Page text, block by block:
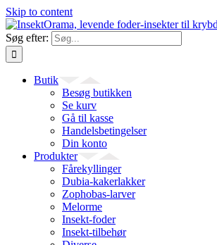
Skip to content
Søg efter:
Butik
Besøg butikken
Se kurv
Gå til kasse
Handelsbetingelser
Din konto
Produkter
Fårekyllinger
Dubia-kakerlakker
Zophobas-larver
Melorme
Insekt-foder
Insekt-tilbehør